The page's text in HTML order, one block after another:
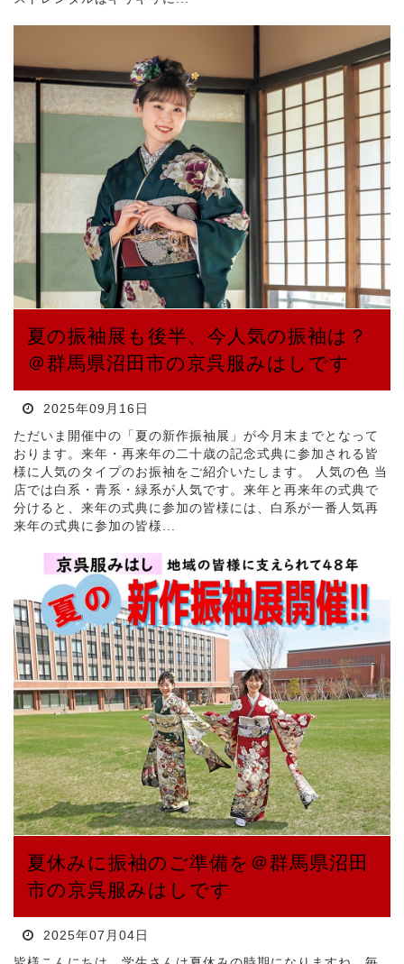
夏の振袖展も後半、今人気の振袖は？
＠群馬県沼田市の京呉服みはしです
2025年09月16日
ただいま開催中の「夏の新作振袖展」が今月末までとなって
おります。来年・再来年の二十歳の記念式典に参加される皆
様に人気のタイプのお振袖をご紹介いたします。 人気の色 当
店では白系・青系・緑系が人気です。来年と再来年の式典で
分けると、来年の式典に参加の皆様には、白系が一番人気再
来年の式典に参加の皆様...
夏休みに振袖のご準備を＠群馬県沼田
市の京呉服みはしです
2025年07月04日